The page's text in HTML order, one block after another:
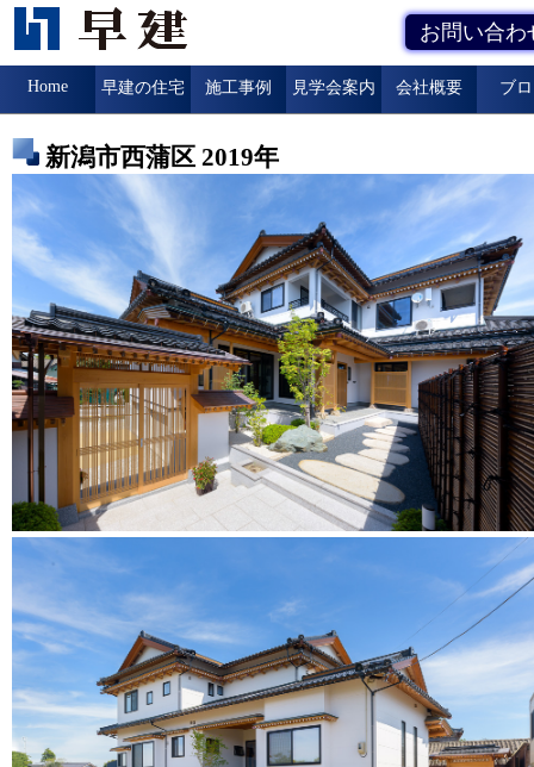
お問い合わ
Home 早建の住宅 施工事例 見学会案内 会社概要 ブ
新潟市西蒲区 2019年